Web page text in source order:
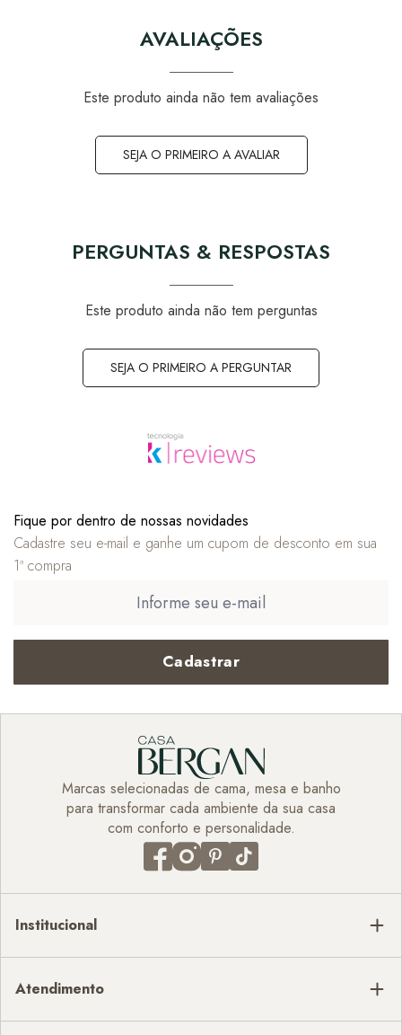
AVALIAÇÕES
Este produto ainda não tem avaliações
SEJA O PRIMEIRO A AVALIAR
PERGUNTAS & RESPOSTAS
Este produto ainda não tem perguntas
SEJA O PRIMEIRO A PERGUNTAR
Fique por dentro de nossas novidades
Cadastre seu e-mail e ganhe um cupom de desconto em sua
1ª compra
Cadastrar
Marcas selecionadas de cama, mesa e banho
para transformar cada ambiente da sua casa
com conforto e personalidade.
Institucional
Atendimento